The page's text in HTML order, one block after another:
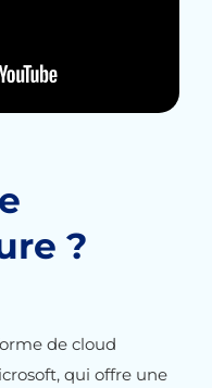
?
de cloud
qui offre une